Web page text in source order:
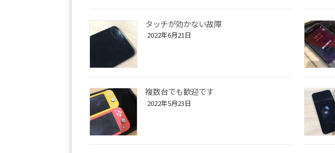
タッチが効かない故障
2022年6月21日
複数台でも歓迎です
2022年5月23日